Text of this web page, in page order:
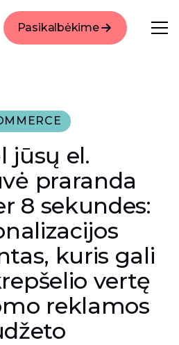
Pasikalbėkime
jūsų el.
praranda
8 sekundes:
kuris gali
vertę
reklamos